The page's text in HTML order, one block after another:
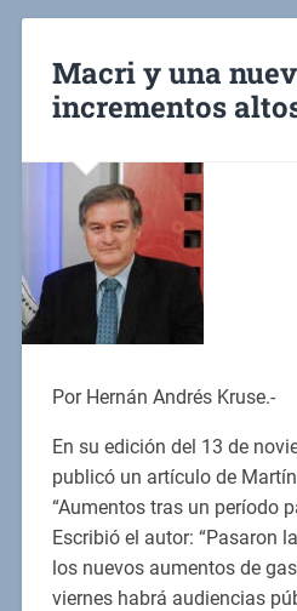
Macri y una
incrementos
Por Hernán Andrés Kruse.-
En su edición del 13 de
publicó un artículo de
“Aumentos tras un período
Escribió el autor: “Pasaron
los nuevos aumentos de
viernes habrá audiencias